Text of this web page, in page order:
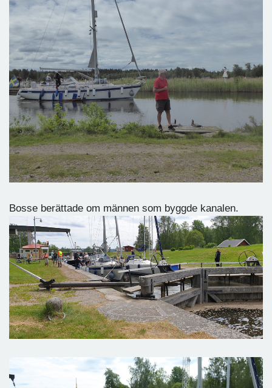
Bosse berättade om männen som byggde kanalen.